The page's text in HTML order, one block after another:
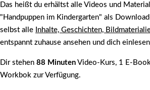
Das heißt du erhältst alle Videos und
"Handpuppen im Kindergarten" als
selbst alle Inhalte, Geschichten,
entspannt zuhause ansehen und dich
Dir stehen 88 Minuten Video-Kurs, 1 E-
Workbok zur Verfügung.